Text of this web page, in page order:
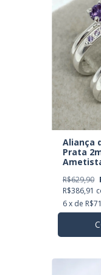
Aliança
Prata
R$629,90
R$386,91
6x de